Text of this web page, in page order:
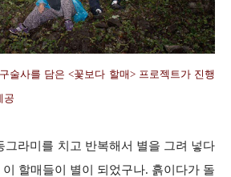
사를 담은 <꽃보다 할매> 프로젝트가 진행
공
그라미를 치고 반복해서 별을 그려 넣다
할매들이 별이 되었구나. 흙이다가 돌